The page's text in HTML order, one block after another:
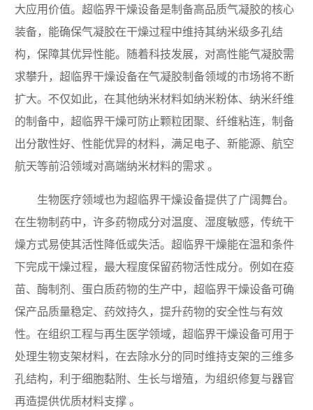
大应用价值。超临界干燥设备是制备高品质气凝胶的核心
装备，能确保气凝胶在干燥过程中维持其纳米级多孔结
构，保障其优异性能。随着科技发展，对高性能气凝胶需
求攀升，超临界干燥设备在气凝胶制备领域的市场将不断
扩大。不仅如此，在其他纳米材料如纳米粉体、纳米纤维
的制备中，超临界干燥可防止颗粒团聚、纤维粘连，制备
出分散性好、性能优异的材料，满足电子、新能源、航空
航天等前沿领域对高端纳米材料的需求 。
生物医疗领域也为超临界干燥设备提供了广阔舞台。
在生物制药中，许多药物成分对温度、湿度敏感，传统干
燥方式易使其活性降低或失活。超临界干燥能在温和条件
下完成干燥过程，最大程度保留药物活性成分。例如在疫
苗、酶制剂、蛋白质药物的生产中，超临界干燥设备可确
保产品质量稳定、药效持久，提升药物的安全性与有效
性。在组织工程与再生医学领域，超临界干燥设备可用于
处理生物支架材料，在去除水分的同时维持支架的三维多
孔结构，利于细胞黏附、生长与增殖，为组织修复与器官
再造提供优质材料支撑 。